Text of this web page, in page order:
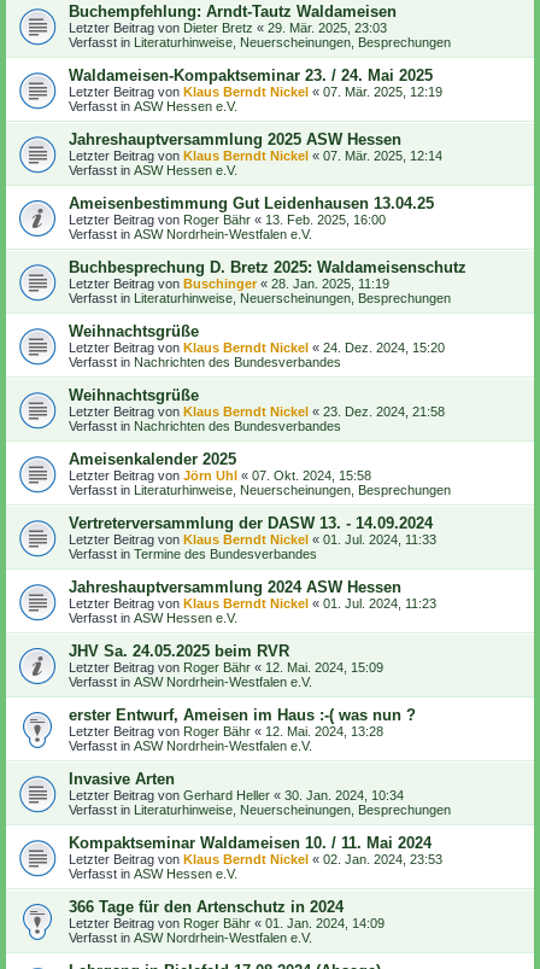
Buchempfehlung: Arndt-Tautz Waldameisen
Letzter Beitrag von Dieter Bretz « 29. Mär. 2025, 23:03
Verfasst in Literaturhinweise, Neuerscheinungen, Besprechungen
Waldameisen-Kompaktseminar 23. / 24. Mai 2025
Letzter Beitrag von Klaus Berndt Nickel « 07. Mär. 2025, 12:19
Verfasst in ASW Hessen e.V.
Jahreshauptversammlung 2025 ASW Hessen
Letzter Beitrag von Klaus Berndt Nickel « 07. Mär. 2025, 12:14
Verfasst in ASW Hessen e.V.
Ameisenbestimmung Gut Leidenhausen 13.04.25
Letzter Beitrag von Roger Bähr « 13. Feb. 2025, 16:00
Verfasst in ASW Nordrhein-Westfalen e.V.
Buchbesprechung D. Bretz 2025: Waldameisenschutz
Letzter Beitrag von Buschinger« 28. Jan. 2025, 11:19
Verfasst in Literaturhinweise, Neuerscheinungen, Besprechungen
Weihnachtsgrüße
Letzter Beitrag von Klaus Berndt Nickel « 24. Dez. 2024, 15:20
Verfasst in Nachrichten des Bundesverbandes
Weihnachtsgrüße
Letzter Beitrag von Klaus Berndt Nickel « 23. Dez. 2024, 21:58
Verfasst in Nachrichten des Bundesverbandes
Ameisenkalender 2025
Letzter Beitrag von Jörn Uhl « 07. Okt. 2024, 15:58
Verfasst in Literaturhinweise, Neuerscheinungen, Besprechungen
Vertreterversammlung der DASW 13. - 14.09.2024
Letzter Beitrag von Klaus Berndt Nickel « 01. Jul. 2024, 11:33
Verfasst in Termine des Bundesverbandes
Jahreshauptversammlung 2024 ASW Hessen
Letzter Beitrag von Klaus Berndt Nickel « 01. Jul. 2024, 11:23
Verfasst in ASW Hessen e.V.
JHV Sa. 24.05.2025 beim RVR
Letzter Beitrag von Roger Bähr « 12. Mai. 2024, 15:09
Verfasst in ASW Nordrhein-Westfalen e.V.
erster Entwurf, Ameisen im Haus :-( was nun ?
Letzter Beitrag von Roger Bähr « 12. Mai. 2024, 13:28
Verfasst in ASW Nordrhein-Westfalen e.V.
Invasive Arten
Letzter Beitrag von Gerhard Heller « 30. Jan. 2024, 10:34
Verfasst in Literaturhinweise, Neuerscheinungen, Besprechungen
Kompaktseminar Waldameisen 10. / 11. Mai 2024
Letzter Beitrag von Klaus Berndt Nickel « 02. Jan. 2024, 23:53
Verfasst in ASW Hessen e.V.
366 Tage für den Artenschutz in 2024
Letzter Beitrag von Roger Bähr « 01. Jan. 2024, 14:09
Verfasst in ASW Nordrhein-Westfalen e.V.